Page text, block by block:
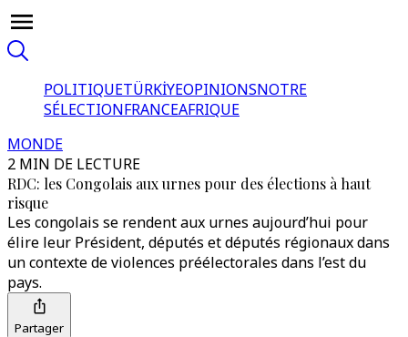
POLITIQUETÜRKİYEOPINIONSNOTRE
SÉLECTIONFRANCEAFRIQUE
MONDE
2 MIN DE LECTURE
RDC: les Congolais aux urnes pour des élections à haut
risque
Les congolais se rendent aux urnes aujourd’hui pour
élire leur Président, députés et députés régionaux dans
un contexte de violences préélectorales dans l’est du
pays.
Partager